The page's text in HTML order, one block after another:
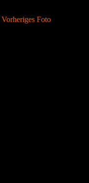
Vorheriges Foto